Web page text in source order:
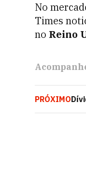
No
Times
no Reino
PRÓXIMO